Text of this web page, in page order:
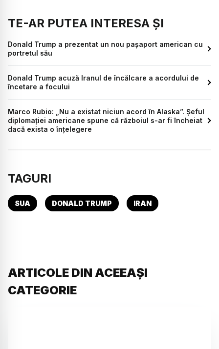
TE-AR PUTEA INTERESA ȘI
Donald Trump a prezentat un nou pașaport american cu
portretul său
Donald Trump acuză Iranul de încălcare a acordului de
încetare a focului
Marco Rubio: „Nu a existat niciun acord în Alaska”. Șeful
diplomației americane spune că războiul s-ar fi încheiat
dacă exista o înțelegere
TAGURI
SUA DONALD TRUMP IRAN
ARTICOLE DIN ACEEAȘI
CATEGORIE